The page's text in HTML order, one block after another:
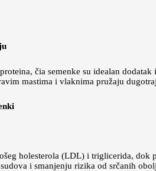
čia semenke su idealan
mastima i vlaknima pružaju
holesterola (LDL) i triglicerida,
i smanjenju rizika od srčanih